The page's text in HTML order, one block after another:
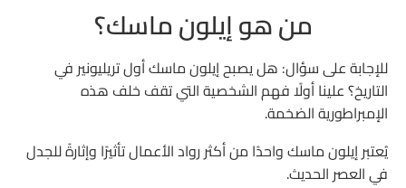
من هو إيلون ماسك؟
للإجابة على سؤال: هل يصبح إيلون ماسك أول تريليونير في
التاريخ؟ علينا أولًا فهم الشخصية التي تقف خلف هذه
الإمبراطورية الضخمة.
يُعتبر إيلون ماسك واحدًا من أكثر رواد الأعمال تأثيرًا وإثارةً للجدل
في العصر الحديث.